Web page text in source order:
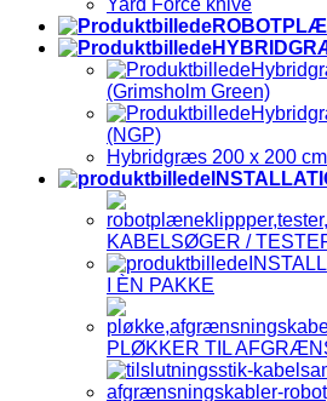
(Grimsholm Green)
(NGP)
Hybridgræs 200 x 200
KABELSØGER /
I ÈN PAKKE
PLØKKER TIL